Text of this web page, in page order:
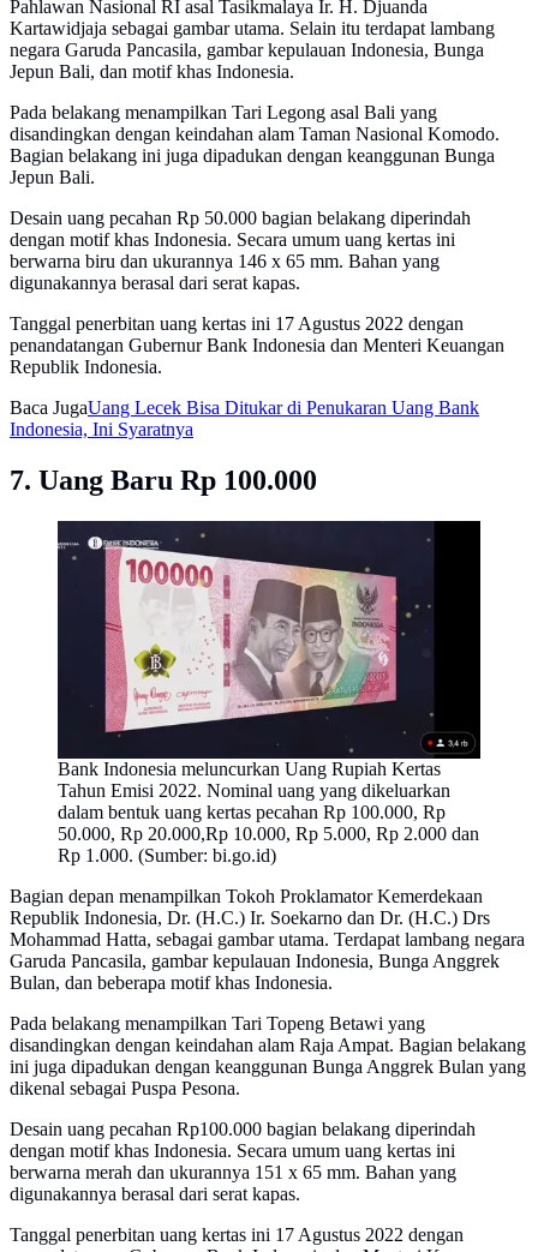
Pahlawan Nasional RI asal Tasikmalaya Ir. H. Djuanda
Kartawidjaja sebagai gambar utama. Selain itu terdapat lambang
negara Garuda Pancasila, gambar kepulauan Indonesia, Bunga
Jepun Bali, dan motif khas Indonesia.
Pada belakang menampilkan Tari Legong asal Bali yang
disandingkan dengan keindahan alam Taman Nasional Komodo.
Bagian belakang ini juga dipadukan dengan keanggunan Bunga
Jepun Bali.
Desain uang pecahan Rp 50.000 bagian belakang diperindah
dengan motif khas Indonesia. Secara umum uang kertas ini
berwarna biru dan ukurannya 146 x 65 mm. Bahan yang
digunakannya berasal dari serat kapas.
Tanggal penerbitan uang kertas ini 17 Agustus 2022 dengan
penandatangan Gubernur Bank Indonesia dan Menteri Keuangan
Republik Indonesia.
Baca JugaUang Lecek Bisa Ditukar di Penukaran Uang Bank
Indonesia, Ini Syaratnya
7. Uang Baru Rp 100.000
Bank Indonesia meluncurkan Uang Rupiah Kertas
Tahun Emisi 2022. Nominal uang yang dikeluarkan
dalam bentuk uang kertas pecahan Rp 100.000, Rp
50.000, Rp 20.000,Rp 10.000, Rp 5.000, Rp 2.000 dan
Rp 1.000. (Sumber: bi.go.id)
Bagian depan menampilkan Tokoh Proklamator Kemerdekaan
Republik Indonesia, Dr. (H.C.) Ir. Soekarno dan Dr. (H.C.) Drs
Mohammad Hatta, sebagai gambar utama. Terdapat lambang negara
Garuda Pancasila, gambar kepulauan Indonesia, Bunga Anggrek
Bulan, dan beberapa motif khas Indonesia.
Pada belakang menampilkan Tari Topeng Betawi yang
disandingkan dengan keindahan alam Raja Ampat. Bagian belakang
ini juga dipadukan dengan keanggunan Bunga Anggrek Bulan yang
dikenal sebagai Puspa Pesona.
Desain uang pecahan Rp100.000 bagian belakang diperindah
dengan motif khas Indonesia. Secara umum uang kertas ini
berwarna merah dan ukurannya 151 x 65 mm. Bahan yang
digunakannya berasal dari serat kapas.
Tanggal penerbitan uang kertas ini 17 Agustus 2022 dengan